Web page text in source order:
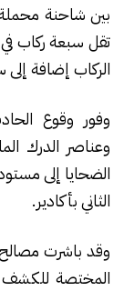
بين شاحنة
تقل سبعة ركاب
الركاب إضافة إلى
وفور وقوع
وعناصر الدرك
الضحايا إلى
الثاني بأكادير.
وقد باشرت مصالح
المختصة للكشف